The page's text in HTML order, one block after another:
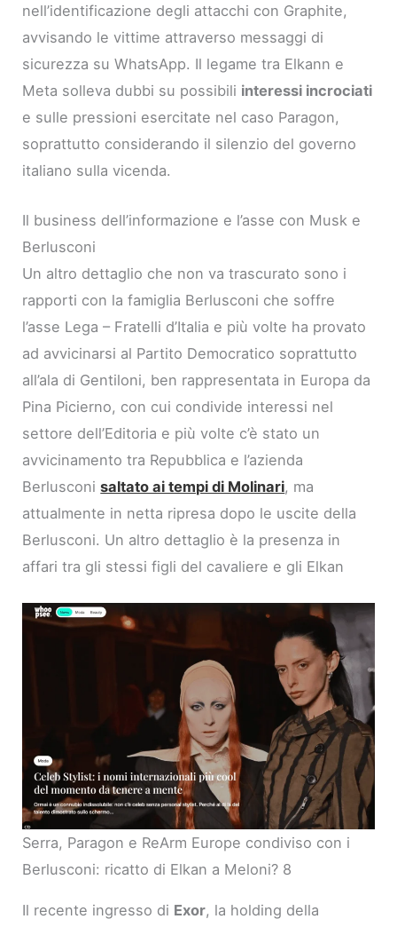
nell’identificazione degli attacchi con Graphite,
avvisando le vittime attraverso messaggi di
sicurezza su WhatsApp. Il legame tra Elkann e
Meta solleva dubbi su possibili interessi incrociati
e sulle pressioni esercitate nel caso Paragon,
soprattutto considerando il silenzio del governo
italiano sulla vicenda.
Il business dell’informazione e l’asse con Musk e
Berlusconi
Un altro dettaglio che non va trascurato sono i
rapporti con la famiglia Berlusconi che soffre
l’asse Lega – Fratelli d’Italia e più volte ha provato
ad avvicinarsi al Partito Democratico soprattutto
all’ala di Gentiloni, ben rappresentata in Europa da
Pina Picierno, con cui condivide interessi nel
settore dell’Editoria e più volte c’è stato un
avvicinamento tra Repubblica e l’azienda
Berlusconisaltato ai tempi di Molinari, ma
attualmente in netta ripresa dopo le uscite della
Berlusconi. Un altro dettaglio è la presenza in
affari tra gli stessi figli del cavaliere e gli Elkan
Serra, Paragon e ReArm Europe condiviso con i
Berlusconi: ricatto di Elkan a Meloni? 8
Il recente ingresso di Exor, la holding della